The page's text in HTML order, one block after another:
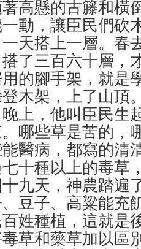
高懸的古籐和橫
動，讓臣民們砍
天搭上一層。春
了三百六十層，
的腳手架，就是
木架，上了山頂
上，他叫臣民生
哪些草是苦的，
醫病，都寫的清
十種以上的毒草
九天，神農踏遍
豆子、高粱能充
姓種植，這就是
草和藥草加以區